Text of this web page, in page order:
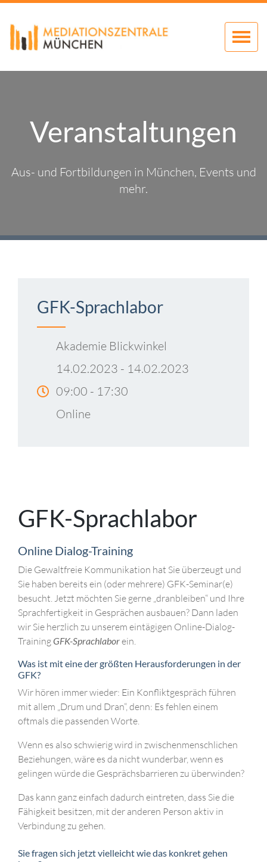
Zum
Inhalt
springen
Veranstaltungen
Aus- und Fortbildungen in München, Events und
mehr.
GFK-Sprachlabor
Akademie Blickwinkel
14.02.2023 - 14.02.2023
09:00 - 17:30
Online
GFK-Sprachlabor
Online Dialog-Training
Die Gewaltfreie Kommunikation hat Sie überzeugt und
Sie haben bereits ein (oder mehrere) GFK-Seminar(e)
besucht. Jetzt möchten Sie gerne „dranbleiben“ und Ihre
Sprachfertigkeit in Gesprächen ausbauen? Dann laden
wir Sie herzlich zu unserem eintägigen Online-Dialog-
TrainingGFK-Sprachlaborein.
Was ist mit eine der größten Herausforderungen in der
GFK?
Wir hören immer wieder: Ein Konfliktgespräch führen
mit allem „Drum und Dran“, denn: Es fehlen einem
oftmals die passenden Worte.
Wenn es also schwierig wird in zwischenmenschlichen
Beziehungen, wäre es da nicht wunderbar, wenn es
gelingen würde die Gesprächsbarrieren zu überwinden?
Das kann ganz einfach dadurch eintreten, dass Sie die
Fähigkeit besitzen, mit der anderen Person aktiv in
Verbindung zu gehen.
Sie fragen sich jetzt vielleicht wie das konkret gehen